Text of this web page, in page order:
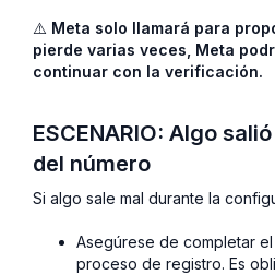
⚠️ Meta solo llamará para
pierde varias veces, Meta
continuar con la verificación.
ESCENARIO: Algo
del número
Si algo sale mal durante la
Asegúrese de completar
proceso de registro. Es